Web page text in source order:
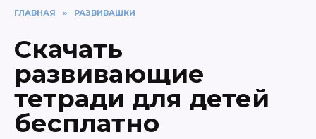
ГЛАВНАЯ » РАЗВИВАШКИ
Скачать
развивающие
тетради для детей
бесплатно